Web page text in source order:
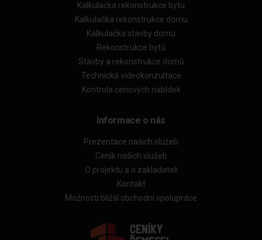
Kalkulačka rekonstrukce bytu
Kalkulačka rekonstrukce domu
Kalkulačka stavby domu
Rekonstrukce bytů
Stavby a rekonstrukce domů
Technická videokonzultace
Kontrola cenových nabídek
Informace o nás
Prezentace našich služeb
Ceník našich služeb
O projektu a o zakladateli
Kontakt
Možnosti bližší obchodní spolupráce